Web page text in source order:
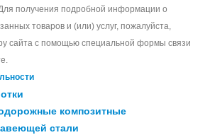
получения подробной информации о
товаров и (или) услуг, пожалуйста,
сайта с помощью специальной формы связи
композитные
стали